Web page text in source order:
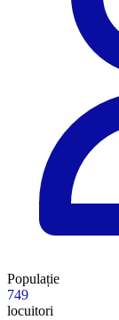
Populație
749
locuitori